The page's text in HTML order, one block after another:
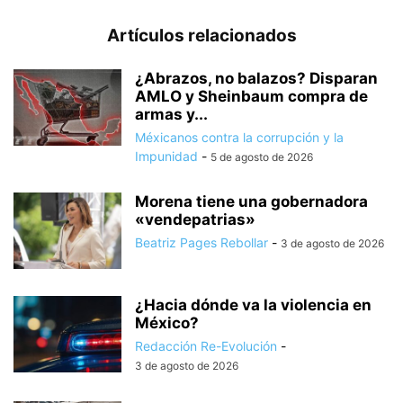
Artículos relacionados
¿Abrazos, no balazos? Disparan
AMLO y Sheinbaum compra de
armas y...
Méxicanos contra la corrupción y la
Impunidad - 5 de agosto de 2026
Morena tiene una gobernadora
«vendepatrias»
Beatriz Pages Rebollar - 3 de agosto de 2026
¿Hacia dónde va la violencia en
México?
Redacción Re-Evolución -
3 de agosto de 2026